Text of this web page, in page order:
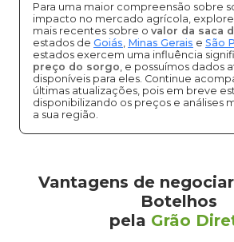
Para uma maior compreensão sobre
impacto no mercado agrícola,
mais recentes sobre o valor da saca
estados de Goiás, Minas Gerais e São
estados exercem uma influência
preço do sorgo, e possuímos dados
disponíveis para eles. Continue
últimas atualizações, pois em breve
disponibilizando os preços e análises
a sua região.
Vantagens de
Botelhos
pela Grão